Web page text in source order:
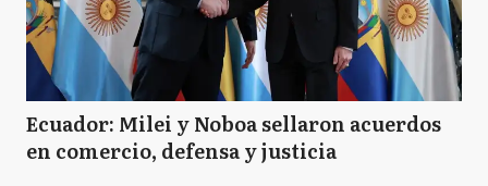
Ecuador: Milei y Noboa sellaron acuerdos
en comercio, defensa y justicia